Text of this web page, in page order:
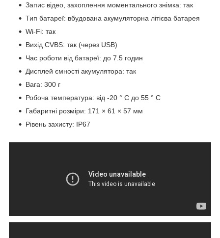
Запис відео, захоплення моментального знімка: так
Тип батареї: вбудована акумуляторна літієва батарея
Wi-Fi: так
Вихід CVBS: так (через USB)
Час роботи від батареї: до 7.5 годин
Дисплей ємності акумулятора: так
Вага: 300 г
Робоча температура: від -20 ° C до 55 ° C
Габаритні розміри: 171 × 61 × 57 мм
Рівень захисту: IP67